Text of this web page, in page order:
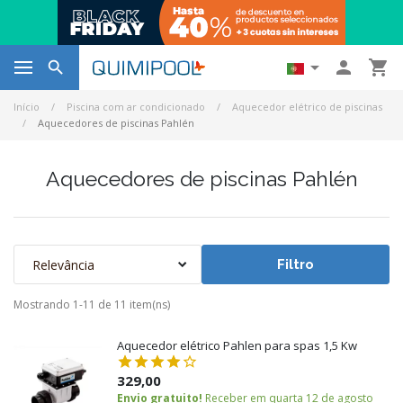
   
Início Piscina com ar condicionado
Aquecedor elétrico de piscinas
Aquecedores de piscinas Pahlén
Aquecedores de piscinas Pahlén
Relevância Filtro
Mostrando 1-11 de 11 item(ns)
Aquecedor elétrico Pahlen para spas 1,5 Kw
329,00
Envio gratuito! Receber em quarta 12 de agosto